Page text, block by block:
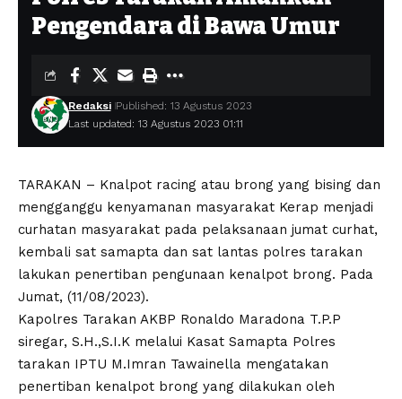
Pengendara di Bawa Umur
Last updated: 13 Agustus 2023 01:11
Redaksi Published: 13 Agustus 2023
TARAKAN – Knalpot racing atau brong yang bising dan
mengganggu kenyamanan masyarakat Kerap menjadi
curhatan masyarakat pada pelaksanaan jumat curhat,
kembali sat samapta dan sat lantas polres tarakan
lakukan penertiban pengunaan kenalpot brong. Pada
Jumat, (11/08/2023).
Kapolres Tarakan AKBP Ronaldo Maradona T.P.P
siregar, S.H.,S.I.K melalui Kasat Samapta Polres
tarakan IPTU M.Imran Tawainella mengatakan
penertiban kenalpot brong yang dilakukan oleh